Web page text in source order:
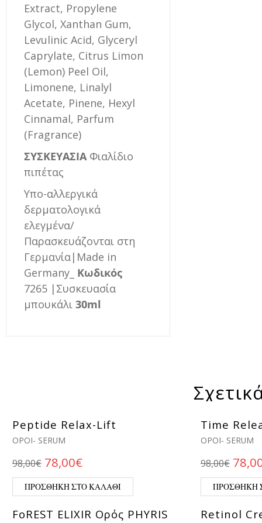
Extract, Propylene
Glycol, Xanthan Gum,
Levulinic Acid, Glyceryl
Caprylate, Citrus Limon
(Lemon) Peel Oil,
Limonene, Linalyl
Acetate, Pinene, Hexyl
Cinnamal, Parfum
(Fragrance)
ΣΥΣΚΕΥΑΣΙΑ Φιαλίδιο
πιπέτας
Υπο-αλλεργικά
δερματολογικά
ελεγμένα/
Παρασκευάζονται στη
Γερμανία|Made in
Germany_ Κωδικός
7265 |Συσκευασία
μπουκάλι 30ml
Peptide Relax-Lift
ΟΡΟΊ- SERUM
98,00€ Original price was: 98,00€.
78,00€Η τρέχουσα τιμή είναι: 78,00€.
ΠΡΟΣΘΉΚΗ ΣΤΟ ΚΑΛΆΘΙ
Time
ΟΡΟΊ- SERUM
98,00€
ΠΡΟΣΘΉΚΗ
FoREST ELIXIR Ορός PHYRIS Retinol